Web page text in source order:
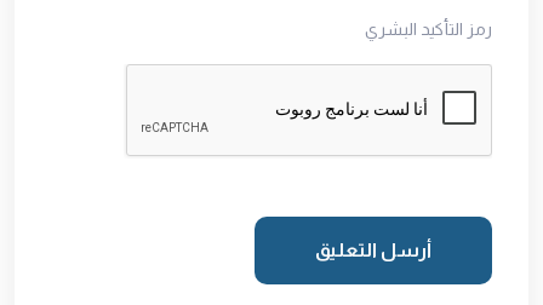
رمز التأكيد البشري
أرسل التعليق